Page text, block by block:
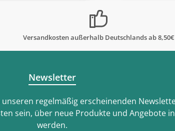
Versandkosten außerhalb Deutschlands ab 8,50€
Newsletter
regelmäßig erscheinenden
sein, über neue Produkte und Angebote
werden.